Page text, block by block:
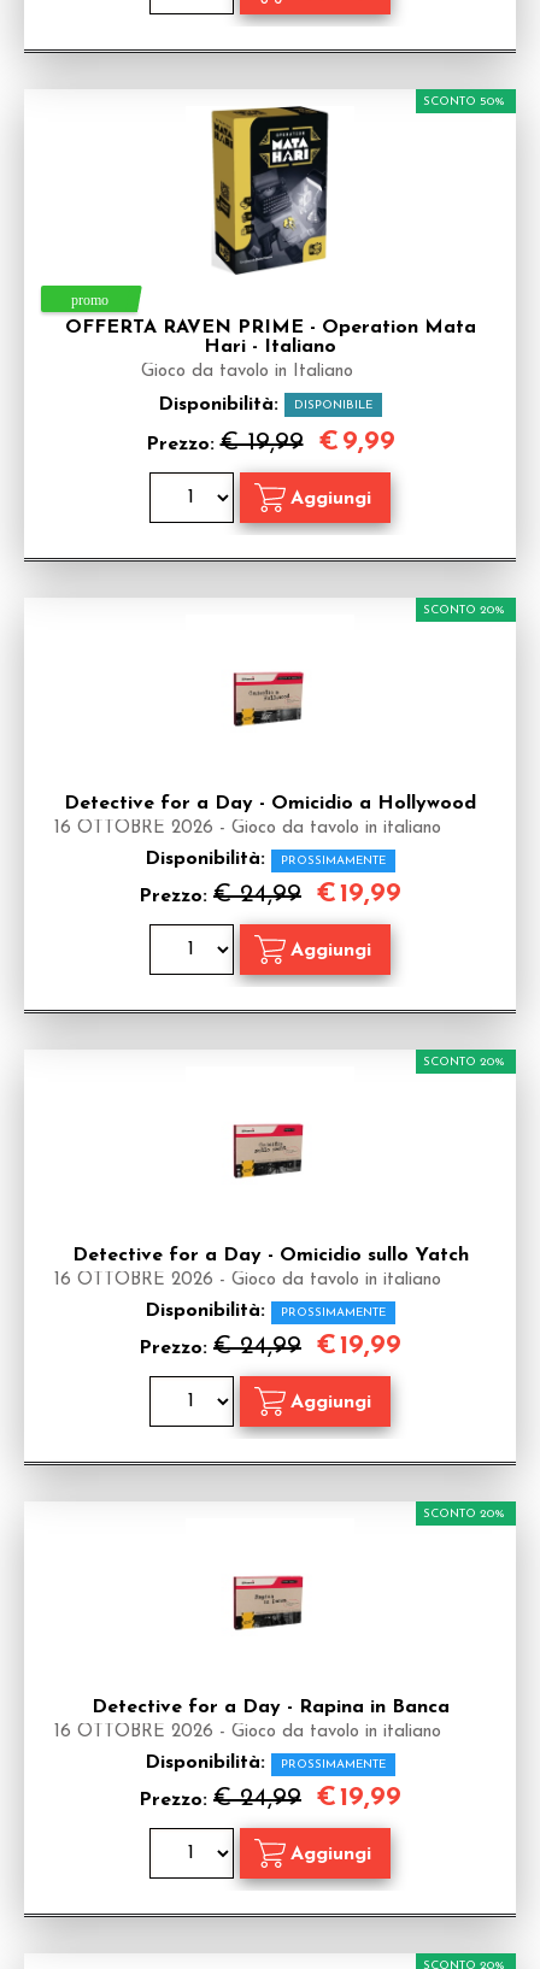
OFFERTA RAVEN PRIME - Operation Mata
Hari - Italiano
Gioco da tavolo in Italiano
Disponibilità: DISPONIBILE
Prezzo:€ 19,99
SCONTO 50%
€ 9,99
Detective for a Day - Omicidio a Hollywood
16 OTTOBRE 2026 - Gioco da tavolo in italiano
Disponibilità: PROSSIMAMENTE
Prezzo: € 24,99
SCONTO 20%
€19,99
Detective for a Day - Omicidio sullo Yatch
16 OTTOBRE 2026 - Gioco da tavolo in italiano
Disponibilità: PROSSIMAMENTE
Prezzo: € 24,99
SCONTO 20%
€19,99
Detective for a Day - Rapina in Banca
16 OTTOBRE 2026 - Gioco da tavolo in italiano
Disponibilità: PROSSIMAMENTE
Prezzo: € 24,99
SCONTO 20%
€19,99
SCONTO 20%